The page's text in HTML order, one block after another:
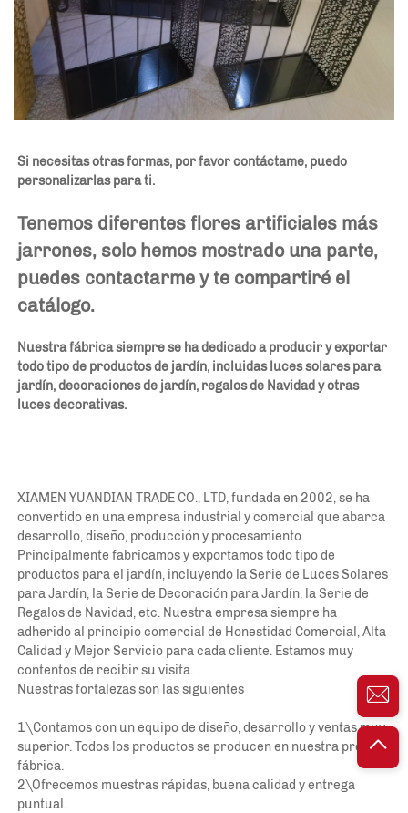
Si necesitas otras formas, por favor contáctame, puedo
personalizarlas para ti.
Tenemos diferentes flores artificiales más
jarrones, solo hemos mostrado una parte,
puedes contactarme y te compartiré el
catálogo.
Nuestra fábrica siempre se ha dedicado a producir y exportar
todo tipo de productos de jardín, incluidas luces solares para
jardín, decoraciones de jardín, regalos de Navidad y otras
luces decorativas.
XIAMEN YUANDIAN TRADE CO., LTD, fundada en 2002, se ha
convertido en una empresa industrial y comercial que abarca
desarrollo, diseño, producción y procesamiento.
Principalmente fabricamos y exportamos todo tipo de
productos para el jardín, incluyendo la Serie de Luces Solares
para Jardín, la Serie de Decoración para Jardín, la Serie de
Regalos de Navidad, etc. Nuestra empresa siempre ha
adherido al principio comercial de Honestidad Comercial, Alta
Calidad y Mejor Servicio para cada cliente. Estamos muy
contentos de recibir su visita.
Nuestras fortalezas son las siguientes
1\Contamos con un equipo de diseño, desarrollo y ventas muy
superior. Todos los productos se producen en nuestra propia
fábrica.
2\Ofrecemos muestras rápidas, buena calidad y entrega
puntual.